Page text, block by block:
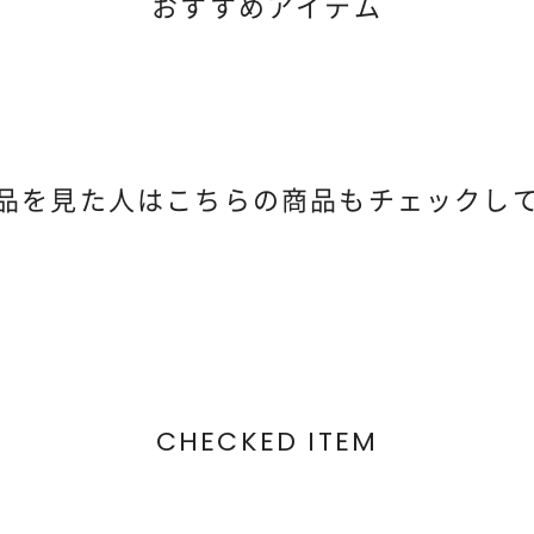
おすすめアイテム
を見た人は こちらの商品もチェックし
CHECKED ITEM